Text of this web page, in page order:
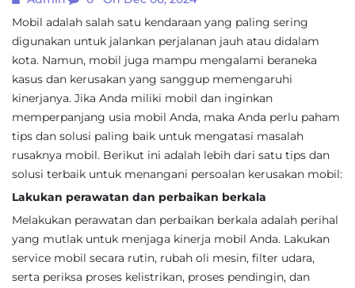
Mobil adalah salah satu kendaraan yang paling sering
digunakan untuk jalankan perjalanan jauh atau didalam
kota. Namun, mobil juga mampu mengalami beraneka
kasus dan kerusakan yang sanggup memengaruhi
kinerjanya. Jika Anda miliki mobil dan inginkan
memperpanjang usia mobil Anda, maka Anda perlu paham
tips dan solusi paling baik untuk mengatasi masalah
rusaknya mobil. Berikut ini adalah lebih dari satu tips dan
solusi terbaik untuk menangani persoalan kerusakan mobil:
Lakukan perawatan dan perbaikan berkala
Melakukan perawatan dan perbaikan berkala adalah perihal
yang mutlak untuk menjaga kinerja mobil Anda. Lakukan
service mobil secara rutin, rubah oli mesin, filter udara,
serta periksa proses kelistrikan, proses pendingin, dan